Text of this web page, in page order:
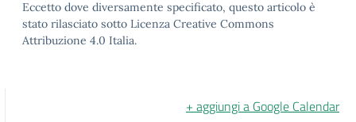
Eccetto dove diversamente specificato, questo articolo è
stato rilasciato sotto Licenza Creative Commons
Attribuzione 4.0 Italia.
+ aggiungi a Google Calendar